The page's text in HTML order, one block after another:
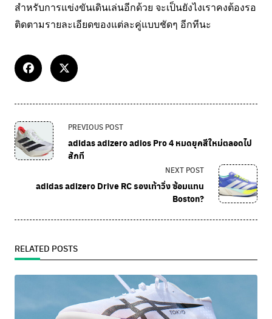
สำหรับการแข่งขันเดินเล่นอีกด้วย จะเป็นยังไงเราคงต้องรอ
ติดตามรายละเอียดของแต่ละคู่แบบชัดๆ อีกทีนะ
PREVIOUS POST
adidas adizero adios Pro 4 หมดยุคสีใหม่ตลอดไป
สักที
NEXT POST
adidas adizero Drive RC รองเท้าวิ่ง ซ้อมแทน
Boston?
RELATED POSTS